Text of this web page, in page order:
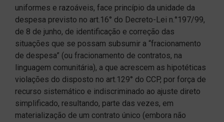
uniformes e razoáveis, face princípio da unidade da
despesa previsto no art.16° do Decreto-Lei n.°197/99,
de 8 de junho, de identificação e correção das
situações que se possam subsumir a “fracionamento
de despesa” (ou fracionamento de contratos, na
linguagem comunitária), a que acrescem as hipotéticas
violações do disposto no art.129° do CCP, por força de
recurso sistemático e indiscriminado ao ajuste direto
simplificado, resultando, parte das vezes, em
materialização de um contrato único (embora não